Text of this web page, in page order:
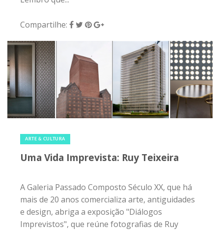
Compartilhe:
ARTE & CULTURA
Uma Vida Imprevista: Ruy Teixeira
A Galeria Passado Composto Século XX, que há
mais de 20 anos comercializa arte, antiguidades
e design, abriga a exposição "Diálogos
Imprevistos", que reúne fotografias de Ruy